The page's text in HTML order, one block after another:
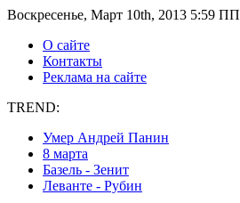
Воскресенье, Март 10th, 2013 5:59 ПП
О сайте
Контакты
Реклама на сайте
TREND:
Умер Андрей Панин
8 марта
Базель - Зенит
Леванте - Рубин